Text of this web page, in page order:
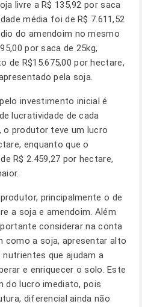
livre a R$ 135,92 por saca
média foi de R$ 7.611,52
do amendoim no mesmo
por saca de 25kg,
de R$15.675,00 por hectare,
pela soja.
investimento inicial é
lucratividade de cada
o produtor teve um lucro
enquanto que o
R$ 2.459,27 por hectare,
principalmente o de
a soja e amendoim. Além
considerar na conta
como a soja, apresentar alto
que ajudam a
e enriquecer o solo. Este
do lucro imediato, pois
diferencial ainda não